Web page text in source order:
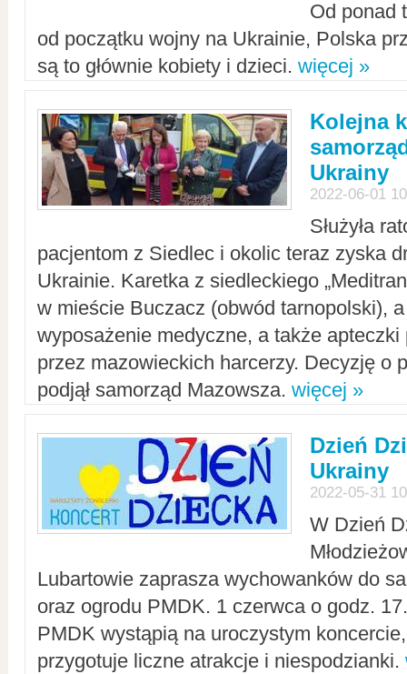
Od ponad
od początku wojny na Ukrainie, Polska
są to głównie kobiety i dzieci. więcej »
Kolejna
Ukrainy
2022-06-01
Służyła
pacjentom z Siedlec i okolic teraz zyska
Ukrainie. Karetka z siedleckiego
w mieście Buczacz (obwód tarnopolski),
wyposażenie medyczne, a także apteczki
przez mazowieckich harcerzy. Decyzję o
podjął samorząd Mazowsza. więcej »
Dzień
Ukrainy
2022-05-31
W Dzień
Lubartowie zaprasza wychowanków do
oraz ogrodu PMDK. 1 czerwca o godz.
PMDK wystąpią na uroczystym
przygotuje liczne atrakcje i niespodzianki.